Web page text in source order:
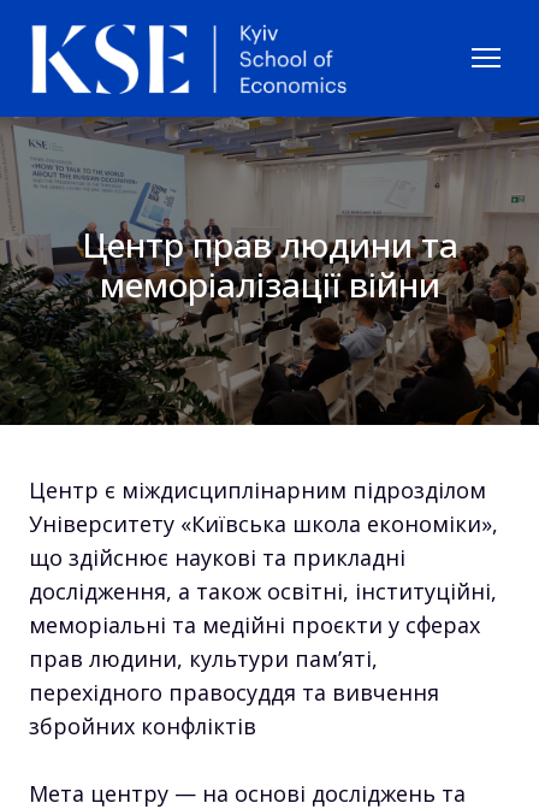
Центр прав людини та
меморіалізації війни
Центр є міждисциплінарним підрозділом
Університету «Київська школа економіки»,
що здійснює наукові та прикладні
дослідження, а також освітні, інституційні,
меморіальні та медійні проєкти у сферах
прав людини, культури пам’яті,
перехідного правосуддя та вивчення
збройних конфліктів
Мета центру — на основі досліджень та